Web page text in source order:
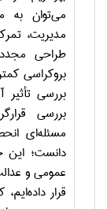
می‌توان به
مدیریت،
طراحی مجدد
بروکراسی
بررسی
بررسی
مسئله‌ای
دانست؛ این
عمومی و
قرار